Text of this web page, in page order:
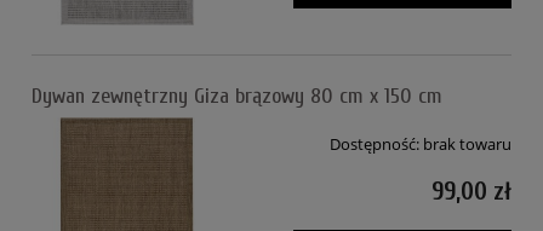
Dywan zewnętrzny Giza brązowy 80 cm x 150 cm
Dostępność: brak towaru
99,00 zł